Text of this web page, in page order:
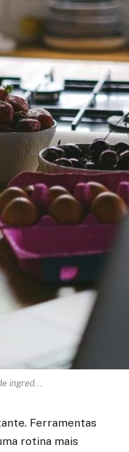
ingred...
Ferramentas
rotina mais